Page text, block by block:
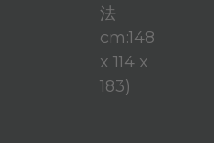
法
cm:148
x 114 x
183)